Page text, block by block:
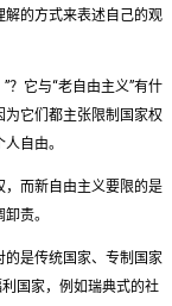
的方式来表述自己的观
？它与“老自由主义”有什
它们都主张限制国家权
自由。
，而新自由主义要限的是
责。
是传统国家、专制国家
国家，例如瑞典式的社